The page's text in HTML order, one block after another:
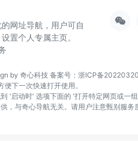
网址导航，用户可自
置个人专属主页。
by 奇心科技 备案号：浙ICP备
下一次快速打开使用。
'启动时' 选项下面的 '打开特定网页或一
，与奇心导航无关。请用户注意甄别服务